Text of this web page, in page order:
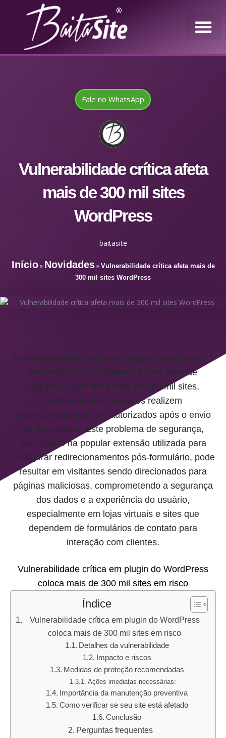
®
Fale no WhatsApp
Vulnerabilidade crítica afeta
mais de 300 mil sites
WordPress
baitasite
Início» Novidades» Vulnerabilidade crítica afeta mais de
300 mil sites WordPress
A vulnerabilidade crítica no plugin Contact Form 7
Redirection do WordPress é uma falha de
segurança que afeta mais de 300 mil sites,
permitindo que invasores realizem
redirecionamentos não autorizados após o envio
de formulários. Este problema de segurança,
descoberto na popular extensão utilizada para
configurar redirecionamentos pós-formulário, pode
resultar em visitantes sendo direcionados para
páginas maliciosas, comprometendo a segurança
dos dados e a experiência do usuário,
especialmente em lojas virtuais e sites que
dependem de formulários de contato para
interação com clientes.
Vulnerabilidade crítica em plugin do WordPress
coloca mais de 300 mil sites em risco
Índice
Vulnerabilidade crítica em plugin do WordPress
coloca mais de 300 mil sites em risco
Detalhes da vulnerabilidade
Impacto e riscos
Medidas de proteção recomendadas
Ações imediatas necessárias:
Importância da manutenção preventiva
Como verificar se seu site está afetado
Conclusão
Perguntas frequentes